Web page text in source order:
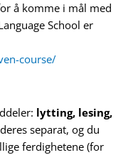
å komme i mål med
School er
course/
lytting, lesing,
separat, og du
ferdighetene (for